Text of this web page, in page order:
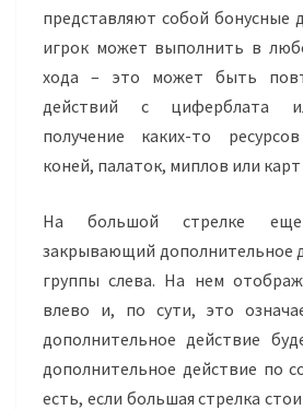
представляют собой бонусные
игрок может выполнить в
хода – это может быть
действий с циферблата
получение каких-то
коней, палаток, миплов или
На большой стрелке
закрывающий дополнительное
группы слева. На нем
влево и, по сути, это
дополнительное действие
дополнительное действие по
есть, если большая стрелка